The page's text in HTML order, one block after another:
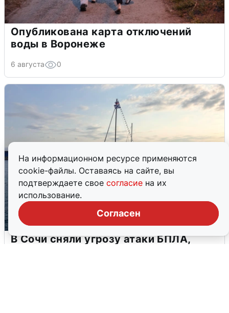
На информационном ресурсе применяются
cookie-файлы. Оставаясь на сайте, вы
подтверждаете свое согласие на их
использование.
Согласен
Опубликована карта отключений
воды в Воронеже
6 августа 0
В Сочи сняли угрозу атаки БПЛА,